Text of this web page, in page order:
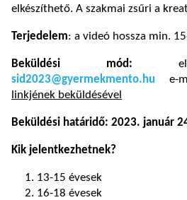
elkészíthető. A szakmai zsűri a
Terjedelem: a videó hossza min.
Beküldési mód:
sid2023@gyermekmento.hu e-
linkjének beküldésével
Beküldési határidő: 2023. január
Kik jelentkezhetnek?
13-15 évesek
16-18 évesek